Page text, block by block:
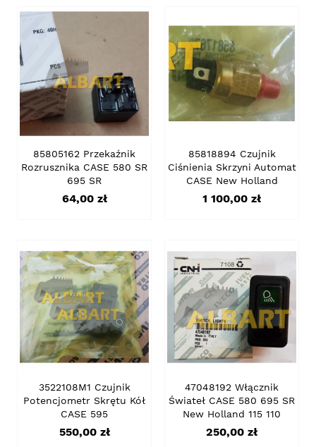
85805162 Przekaźnik
Rozrusznika CASE 580 SR
695 SR
Cena
64,00 zł
85818894 Czujnik
Ciśnienia Skrzyni Automat
CASE New Holland
Cena
1 100,00 zł
3522108M1 Czujnik
Potencjometr Skrętu Kół
CASE 595
Cena
550,00 zł
47048192 Włącznik
Świateł CASE 580 695 SR
New Holland 115 110
Cena
250,00 zł